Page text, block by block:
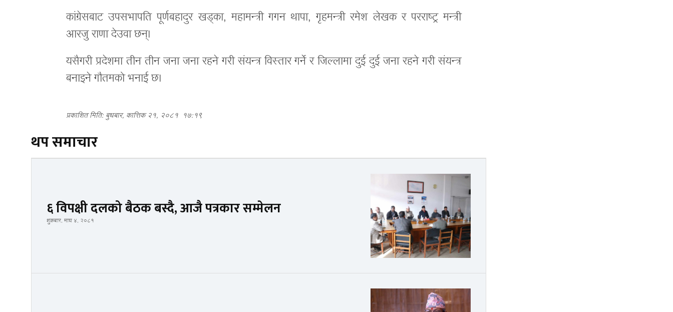
कांग्रेसबाट उपसभापति पूर्णबहादुर खड्का, महामन्त्री गगन थापा, गृहमन्त्री रमेश लेखक र परराष्ट्र मन्त्री
आरजु राणा देउवा छन्।
यसैगरी प्रदेशमा तीन तीन जना जना रहने गरी संयन्त्र विस्तार गर्ने र जिल्लामा दुई दुई जना रहने गरी संयन्त्र
बनाइने गौतमको भनाई छ।
प्रकाशित मिति: बुधबार, कात्तिक २१, २०८१ १७:१९
थप समाचार
६ विपक्षी दलको बैठक बस्दै, आजै पत्रकार सम्मेलन
शुक्रबार, माघ ४, २०८१